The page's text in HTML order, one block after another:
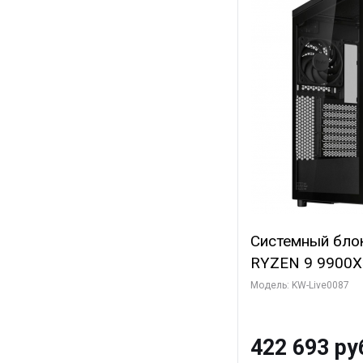
Системный
RYZEN 9
ОЗУ/ ASUS
Модель: KW-Live0087
422 693